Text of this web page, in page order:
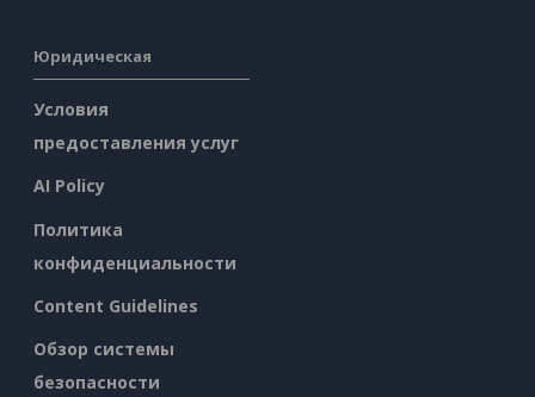
Юридическая
Условия
предоставления услуг
AI Policy
Политика
конфиденциальности
Content Guidelines
Обзор системы
безопасности